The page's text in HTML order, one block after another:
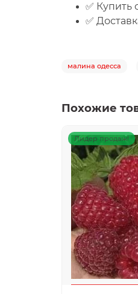
✅ Купить
✅
малина одесса
Похожие
Лидер продаж!